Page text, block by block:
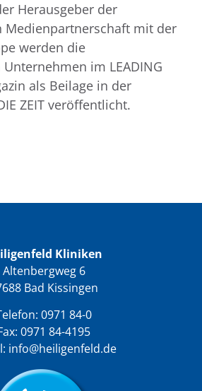
Herausgeber der
Medienpartnerschaft mit der
werden die
im LEADING
als Beilage in der
ZEIT veröffentlicht.
Kliniken
Altenbergweg 6
Bad Kissingen
0971 84-0
0971 84-4195
info@heiligenfeld.de